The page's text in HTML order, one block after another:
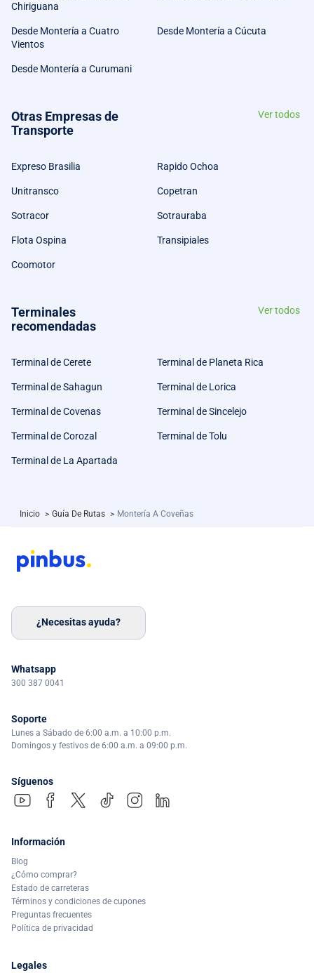
Chiriguana
Desde Montería a Cuatro
Vientos
Desde Montería a Cúcuta
Desde Montería a Curumani
Otras Empresas de
Transporte
Ver todos
Expreso Brasilia Rapido Ochoa
Unitransco Copetran
Sotracor Sotrauraba
Flota Ospina Transipiales
Coomotor
Terminales
recomendadas
Ver todos
Terminal de Cerete Terminal de Planeta Rica
Terminal de Sahagun Terminal de Lorica
Terminal de Covenas Terminal de Sincelejo
Terminal de Corozal Terminal de Tolu
Terminal de La Apartada
Inicio > Guía De Rutas > Montería A Coveñas
¿Necesitas ayuda?
Whatsapp
300 387 0041
Soporte
Lunes a Sábado de 6:00 a.m. a 10:00 p.m.
Domingos y festivos de 6:00 a.m. a 09:00 p.m.
Síguenos
Información
Blog
¿Cómo comprar?
Estado de carreteras
Términos y condiciones de cupones
Preguntas frecuentes
Política de privacidad
Legales